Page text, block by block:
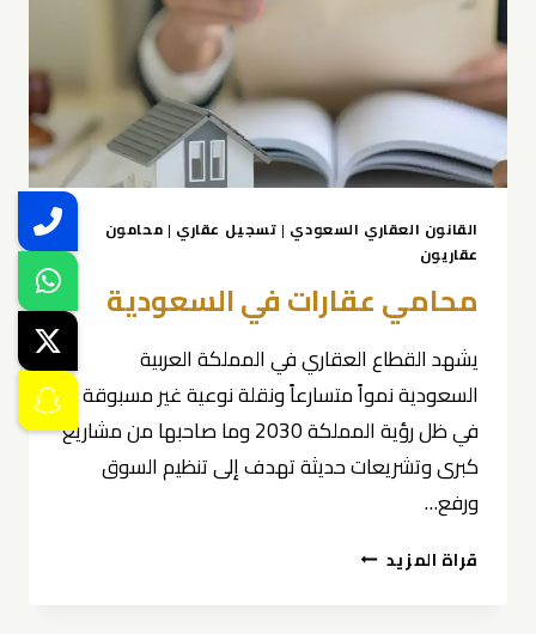
القانون العقاري السعودي | تسجيل عقاري | محامون
عقاريون
محامي عقارات في السعودية
يشهد القطاع العقاري في المملكة العربية
السعودية نمواً متسارعاً ونقلة نوعية غير مسبوقة
في ظل رؤية المملكة 2030 وما صاحبها من مشاريع
كبرى وتشريعات حديثة تهدف إلى تنظيم السوق
ورفع…
قراة المزيد محامي